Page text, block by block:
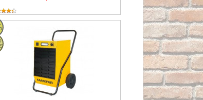
52l/24h - 780m3
DH 44 - Deshumidificador profesional de 41l/24h -